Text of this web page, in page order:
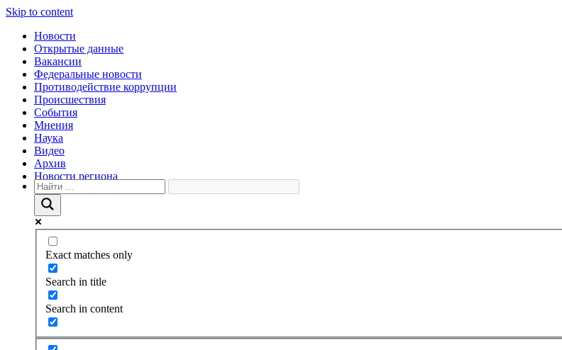
Skip to content
Новости
Открытые данные
Вакансии
Федеральные новости
Противодействие коррупции
Происшествия
События
Мнения
Наука
Видео
Архив
Новости региона
Exact matches only
Search in title
Search in content